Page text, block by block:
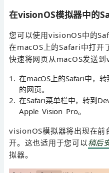
在visionOS模拟器中的
您可以使用visionOS中的
在macOS上的Safari中打开
快速将网页从macOS发送到
在macOS上的Safari中，
的网页。
在Safari菜单栏中，转到
Apple Vision Pro。
visionOS模拟器将出现在前
开。这也适用于您可以 稍后
拟器。